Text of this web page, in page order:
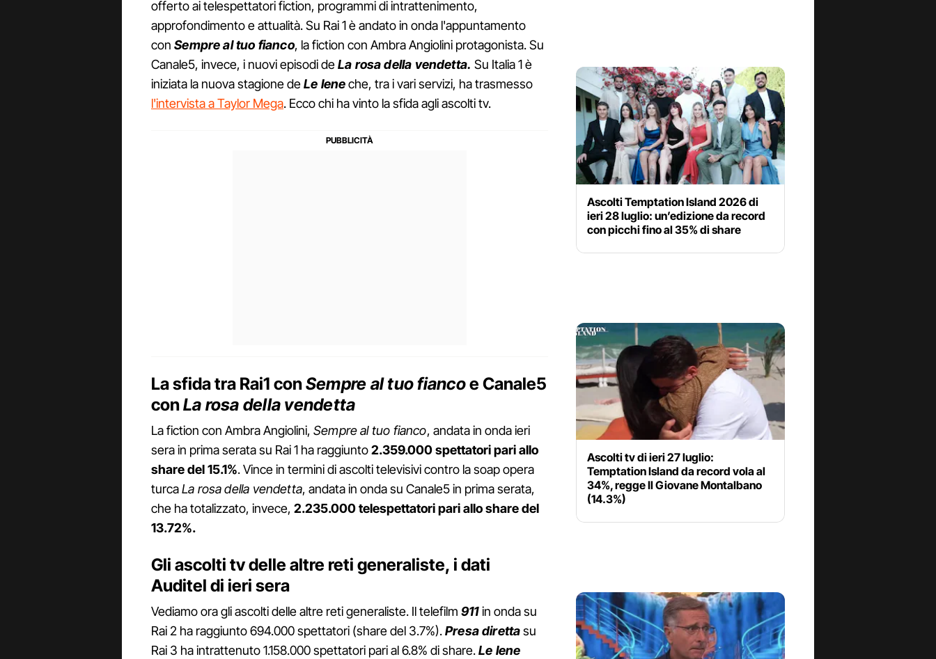
offerto ai telespettatori fiction, programmi di intrattenimento,
approfondimento e attualità. Su Rai 1 è andato in onda l'appuntamento
con Sempre al tuo fianco, la fiction con Ambra Angiolini protagonista. Su
Canale5, invece, i nuovi episodi deLa rosa della vendetta. Su Italia 1 è
iniziata la nuova stagione deLe Ieneche, tra i vari servizi, ha trasmesso
l'intervista a Taylor Mega. Ecco chi ha vinto la sfida agli ascolti tv.
La sfida tra Rai1 conSempre al tuo fiancoe Canale5
conLa rosa della vendetta
La fiction con Ambra Angiolini, Sempre al tuo fianco, andata in onda ieri
sera in prima serata su Rai 1 ha raggiunto2.359.000 spettatori pari allo
share del 15.1%. Vince in termini di ascolti televisivi contro la soap opera
turcaLa rosa della vendetta, andata in onda su Canale5 in prima serata,
che ha totalizzato, invece, 2.235.000 telespettatori pari allo share del
13.72%.
Gli ascolti tv delle altre reti generaliste, i dati
Auditel di ieri sera
Vediamo ora gli ascolti delle altre reti generaliste. Il telefilm 911in onda su
Rai 2 ha raggiunto 694.000 spettatori (share del 3.7%).Presa direttasu
Rai 3 ha intrattenuto 1.158.000 spettatori pari al 6.8% di share.Le Iene
Ascolti Temptation Island 2026 di
ieri 28 luglio: un’edizione da record
con picchi fino al 35% di share
Ascolti tv di ieri 27 luglio:
Temptation Island da record vola al
34%, regge Il Giovane Montalbano
(14.3%)